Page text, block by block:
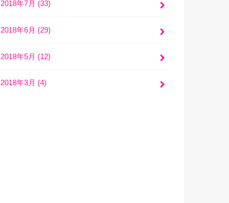
2018年7月 (33)
2018年6月 (29)
2018年5月 (12)
2018年3月 (4)